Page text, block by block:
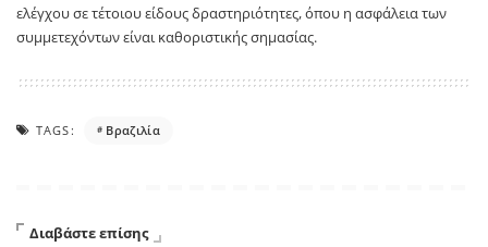
ελέγχου σε τέτοιου είδους δραστηριότητες, όπου η ασφάλεια των
συμμετεχόντων είναι καθοριστικής σημασίας.
TAGS: Βραζιλία
Διαβάστε επίσης